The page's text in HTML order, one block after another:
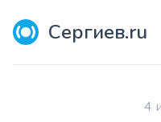
Сергиев.ru
4